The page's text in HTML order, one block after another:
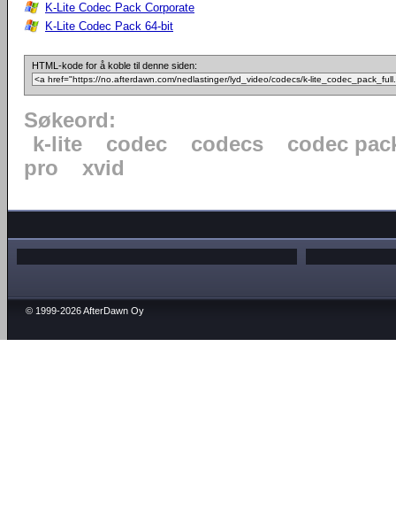
K-Lite Codec Pack Corporate
K-Lite Codec Pack 64-bit
HTML-kode for å koble til denne siden:
Søkeord:
k-lite
codec codecs
codec
pro
xvid
© 1999-2026 AfterDawn Oy